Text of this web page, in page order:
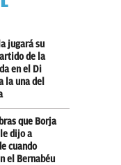
jugará su
de la
en el Di
la una del
que Borja
dijo a
cuando
el Bernabéu